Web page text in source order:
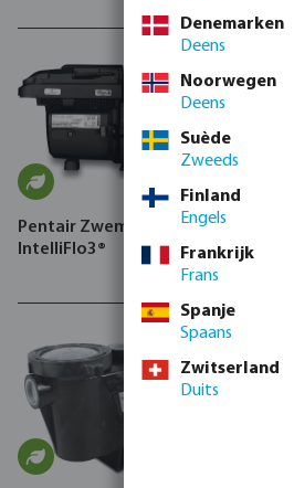
Pentair Zwembadpomp,
IntelliFlo3®
Denemarken
Deens
Noorwegen
Deens
Suède
Zweeds
Finland
Engels
Frankrijk
Frans
Spanje
Spaans
Zwitserland
Duits